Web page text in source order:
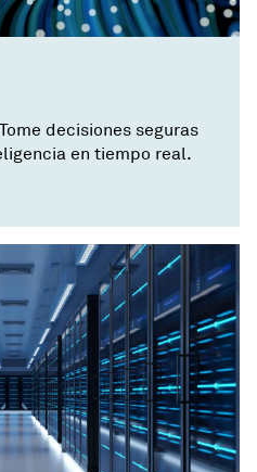
decisiones seguras
en tiempo real.